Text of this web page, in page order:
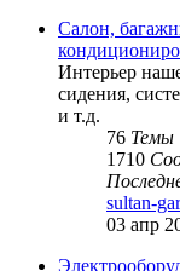
Салон,
Интерьер
сидения,
и т.д.
76 Темы
1710
sultan-
03 апр